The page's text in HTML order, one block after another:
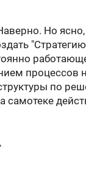
Но
процессов
по